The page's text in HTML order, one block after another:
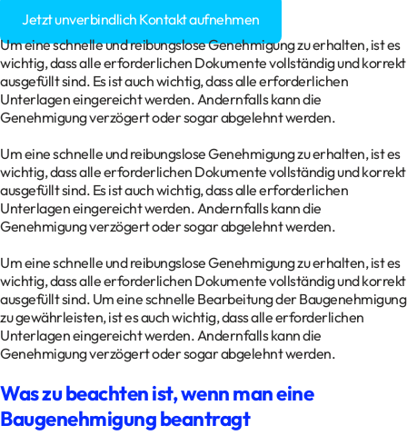
Jetzt unverbindlich Kontakt aufnehmen
Um eine schnelle und reibungslose Genehmigung zu erhalten, ist es
wichtig, dass alle erforderlichen Dokumente vollständig und korrekt
ausgefüllt sind. Es ist auch wichtig, dass alle erforderlichen
Unterlagen eingereicht werden. Andernfalls kann die
Genehmigung verzögert oder sogar abgelehnt werden.
Um eine schnelle und reibungslose Genehmigung zu erhalten, ist es
wichtig, dass alle erforderlichen Dokumente vollständig und korrekt
ausgefüllt sind. Es ist auch wichtig, dass alle erforderlichen
Unterlagen eingereicht werden. Andernfalls kann die
Genehmigung verzögert oder sogar abgelehnt werden.
Um eine schnelle und reibungslose Genehmigung zu erhalten, ist es
wichtig, dass alle erforderlichen Dokumente vollständig und korrekt
ausgefüllt sind. Um eine schnelle Bearbeitung der Baugenehmigung
zu gewährleisten, ist es auch wichtig, dass alle erforderlichen
Unterlagen eingereicht werden. Andernfalls kann die
Genehmigung verzögert oder sogar abgelehnt werden.
Was zu beachten ist, wenn man eine
Baugenehmigung beantragt